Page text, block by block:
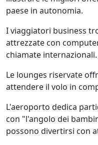
paese in autonomia.
I viaggiatori business
attrezzate con
chiamate internazionali.
Le lounges riservate
attendere il volo in
L'aeroporto dedica
con "l'angolo dei
possono divertirsi con